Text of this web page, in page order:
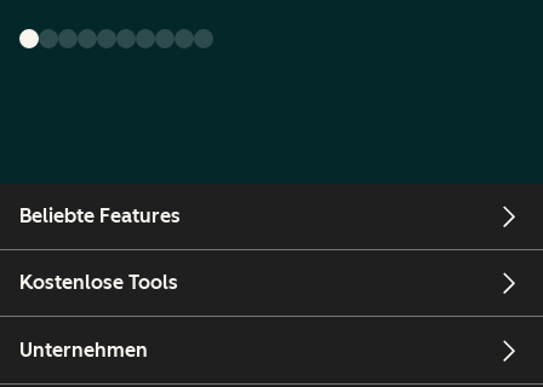
Beliebte Features
Kostenlose Tools
Unternehmen